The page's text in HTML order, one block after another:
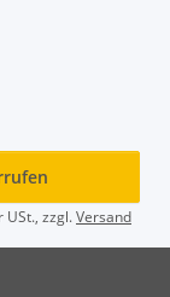
zzgl.Versand